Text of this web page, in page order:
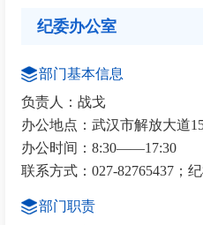
纪委办公室
部门基本信息
负责人：战戈
办公地点：武汉市解放大道
办公时间：8:30——17:30
联系方式：027-82765437；
部门职责